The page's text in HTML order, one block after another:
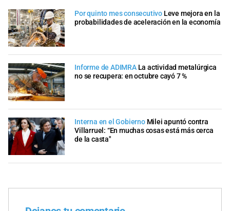
Por quinto mes consecutivo Leve mejora en la
probabilidades de aceleración en la economía
Informe de ADIMRA La actividad metalúrgica
no se recupera: en octubre cayó 7 %
Interna en el Gobierno Milei apuntó contra
Villarruel: “En muchas cosas está más cerca
de la casta"